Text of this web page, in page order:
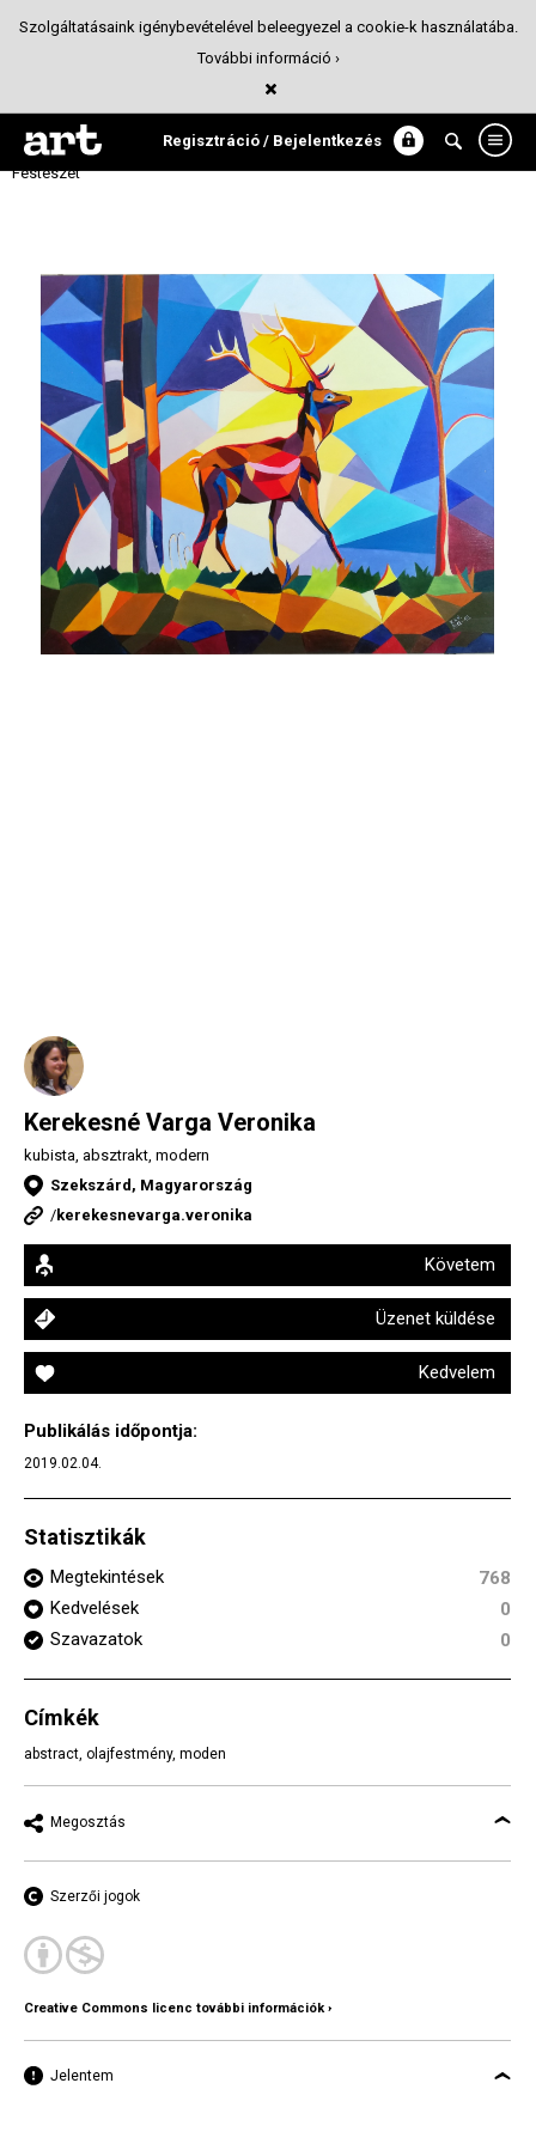
Regisztráció / Bejelentkezés
Vezess a fény felé! Olaj, farost, 50x60
cm. 2018-19.
Festészet
Kerekesné Varga Veronika
kubista, absztrakt, modern
Szekszárd, Magyarország
/kerekesnevarga.veronika
Követem
Üzenet küldése
Kedvelem
Publikálás időpontja:
2019.02.04.
Statisztikák
Megtekintések
768
Kedvelések
0
Szavazatok
0
Címkék
abstract, olajfestmény, moden
Megosztás
Szerzői jogok
Creative Commons licenc további információk ›
Jelentem
Szolgáltatásaink igénybevételével beleegyezel a cookie-k használatába.
További információ ›